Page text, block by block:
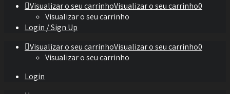
Visualizar o seu carrinhoVisualizar o seu carrinho0
Visualizar o seu carrinho
Login / Sign Up
Visualizar o seu carrinhoVisualizar o seu carrinho0
Visualizar o seu carrinho
Login